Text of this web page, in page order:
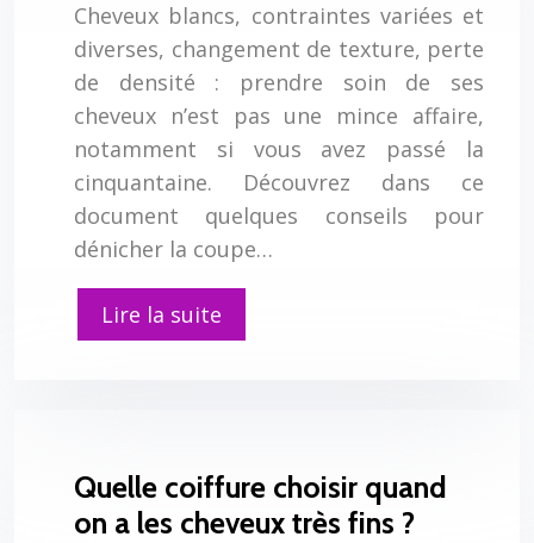
Cheveux blancs, contraintes variées et
diverses, changement de texture, perte
de densité : prendre soin de ses
cheveux n’est pas une mince affaire,
notamment si vous avez passé la
cinquantaine. Découvrez dans ce
document quelques conseils pour
dénicher la coupe…
Lire la suite
Quelle coiffure choisir quand
on a les cheveux très fins ?